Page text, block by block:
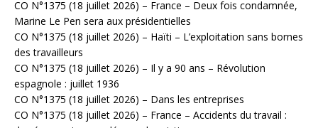
CO N°1375 (18 juillet 2026) – France – Deux fois condamnée,
Marine Le Pen sera aux présidentielles
CO N°1375 (18 juillet 2026) – Haïti – L’exploitation sans bornes
des travailleurs
CO N°1375 (18 juillet 2026) – Il y a 90 ans – Révolution
espagnole : juillet 1936
CO N°1375 (18 juillet 2026) – Dans les entreprises
CO N°1375 (18 juillet 2026) – France – Accidents du travail :